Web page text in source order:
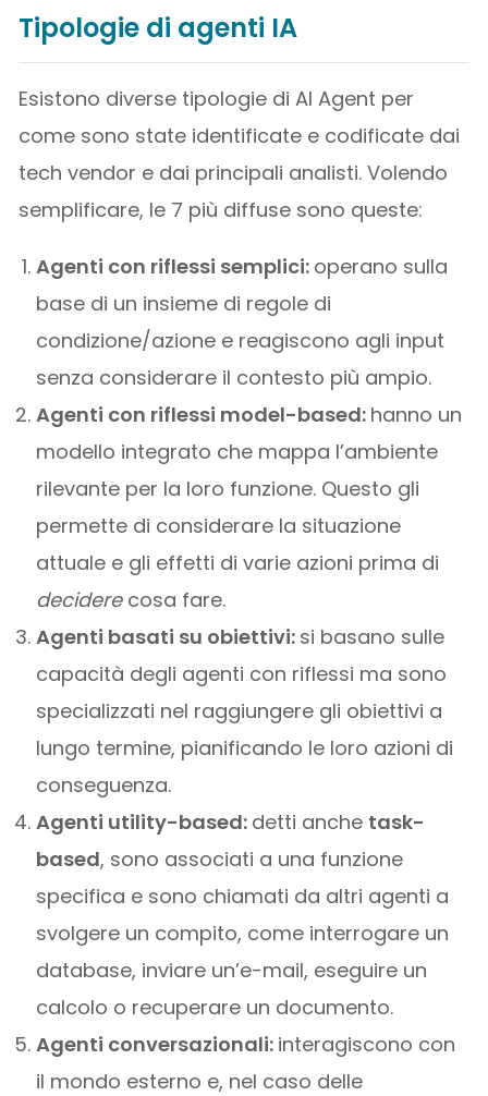
Tipologie di agenti IA
Esistono diverse tipologie di AI Agent per
come sono state identificate e codificate dai
tech vendor e dai principali analisti. Volendo
semplificare, le 7 più diffuse sono queste:
Agenti con riflessi semplici: operano sulla
base di un insieme di regole di
condizione/azione e reagiscono agli input
senza considerare il contesto più ampio.
Agenti con riflessi model-based: hanno un
modello integrato che mappa l’ambiente
rilevante per la loro funzione. Questo gli
permette di considerare la situazione
attuale e gli effetti di varie azioni prima di
deciderecosa fare.
Agenti basati su obiettivi: si basano sulle
capacità degli agenti con riflessi ma sono
specializzati nel raggiungere gli obiettivi a
lungo termine, pianificando le loro azioni di
conseguenza.
Agenti utility-based: detti anche task-
based, sono associati a una funzione
specifica e sono chiamati da altri agenti a
svolgere un compito, come interrogare un
database, inviare un’e-mail, eseguire un
calcolo o recuperare un documento.
Agenti conversazionali: interagiscono con
il mondo esterno e, nel caso delle